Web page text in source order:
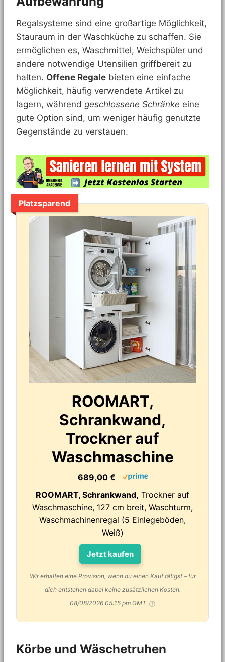
Regalsysteme sind eine großartige Möglichkeit,
Stauraum in der Waschküche zu schaffen. Sie
ermöglichen es, Waschmittel, Weichspüler und
andere notwendige Utensilien griffbereit zu
halten. Offene Regale bieten eine einfache
Möglichkeit, häufig verwendete Artikel zu
lagern, während geschlossene Schränke eine
gute Option sind, um weniger häufig genutzte
Gegenstände zu verstauen.
Platzsparend
ROOMART,
Schrankwand,
Trockner auf
Waschmaschine
689,00 €
ROOMART, Schrankwand, Trockner auf
Waschmaschine, 127 cm breit, Waschturm,
Waschmachinenregal (5 Einlegeböden,
Weiß)
Jetzt kaufen
Wir erhalten eine Provision, wenn du einen Kauf tätigst – für
dich entstehen dabei keine zusätzlichen Kosten.
08/08/2026 05:15 pm GMT
Körbe und Wäschetruhen